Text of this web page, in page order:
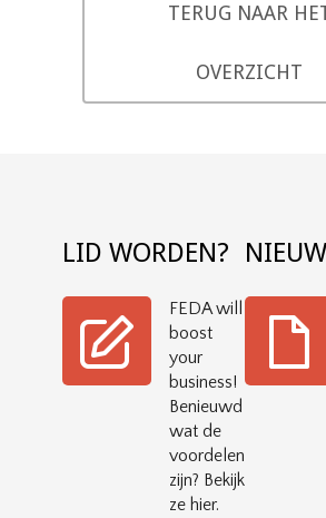
TERUG NAAR
OVERZICHT
LID WORDEN?
FEDA will
boost
your
business!
Benieuwd
wat de
voordelen
zijn? Bekijk
ze hier.